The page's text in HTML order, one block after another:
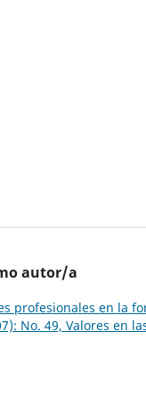
autor/a
profesionales en la
No. 49, Valores en